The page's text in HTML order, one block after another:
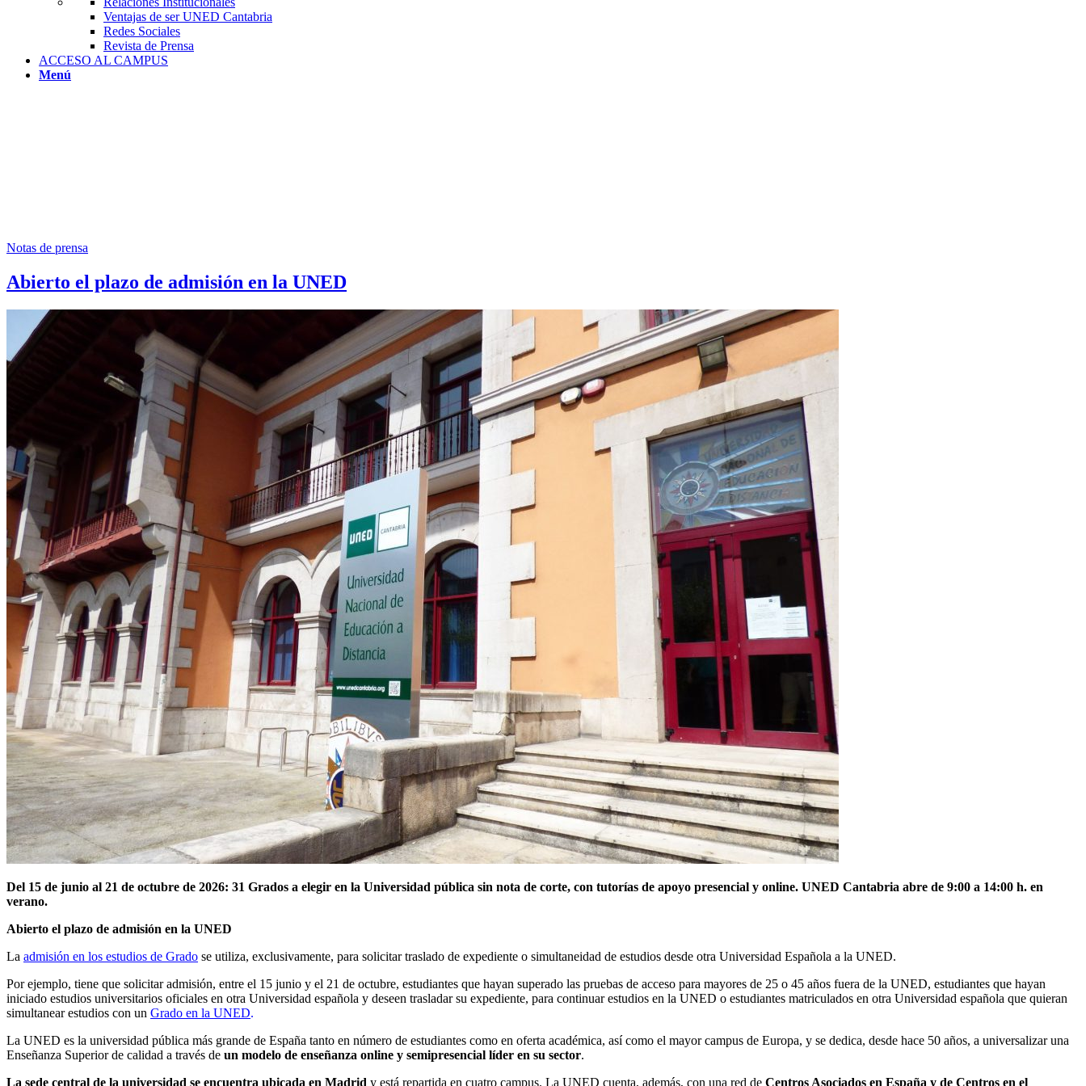
Ventajas de ser UNED Cantabria
Redes Sociales
Revista de Prensa
ACCESO AL CAMPUS
Menú
Notas de prensa
Abierto el plazo de admisión en la UNED
Del 15 de junio al 21 de octubre de 2026: 31 Grados a elegir en la Universidad pública sin nota de corte, con tutorías de apoyo presencial y online. UNED Cantabria abre de 9:00 a 14:00 h. en
verano.
Abierto el plazo de admisión en la UNED
La admisión en los estudios de Grado se utiliza, exclusivamente, para solicitar traslado de expediente o simultaneidad de estudios desde otra Universidad Española a la UNED.
Por ejemplo, tiene que solicitar admisión, entre el 15 junio y el 21 de octubre, estudiantes que hayan superado las pruebas de acceso para mayores de 25 o 45 años fuera de la UNED, estudiantes que hayan
iniciado estudios universitarios oficiales en otra Universidad española y deseen trasladar su expediente, para continuar estudios en la UNED o estudiantes matriculados en otra Universidad española que quieran
simultanear estudios con un Grado en la UNED.
La UNED es la universidad pública más grande de España tanto en número de estudiantes como en oferta académica, así como el mayor campus de Europa, y se dedica, desde hace 50 años, a universalizar una
Enseñanza Superior de calidad a través de un modelo de enseñanza online y semipresencial líder en su sector.
La sede central de la universidad se encuentra ubicada en Madrid y está repartida en cuatro campus. La UNED cuenta, además, con una red de Centros Asociados en España y de Centros en el